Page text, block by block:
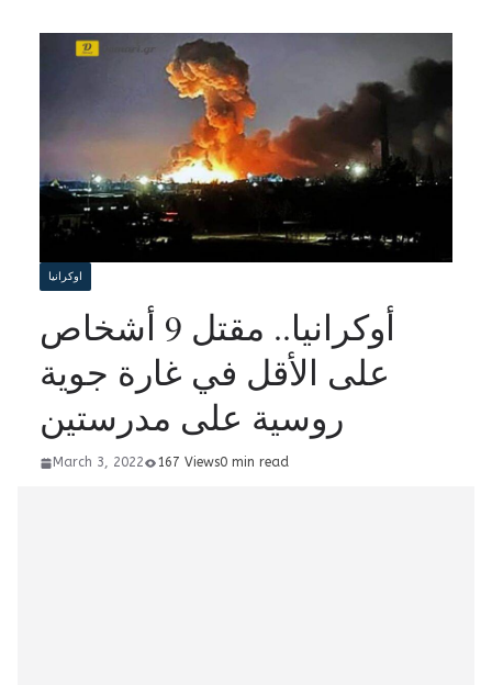
اوكرانيا
أوكرانيا.. مقتل 9 أشخاص
على الأقل في غارة جوية
روسية على مدرستين
March 3, 2022 167 Views0 min read